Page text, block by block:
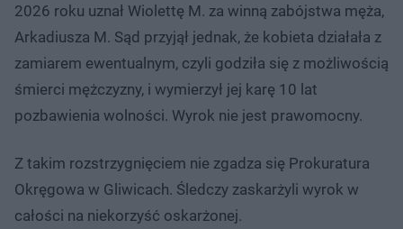
2026 roku uznał Wiolettę M. za winną zabójstwa męża,
Arkadiusza M. Sąd przyjął jednak, że kobieta działała z
zamiarem ewentualnym, czyli godziła się z możliwością
śmierci mężczyzny, i wymierzył jej karę 10 lat
pozbawienia wolności. Wyrok nie jest prawomocny.
Z takim rozstrzygnięciem nie zgadza się Prokuratura
Okręgowa w Gliwicach. Śledczy zaskarżyli wyrok w
całości na niekorzyść oskarżonej.